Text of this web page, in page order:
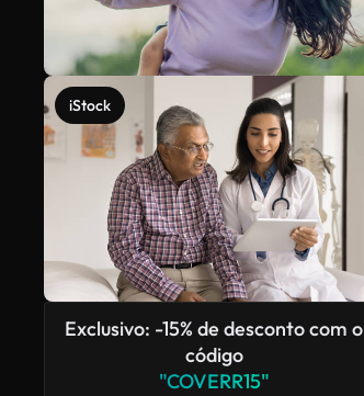
iStock
Exclusivo: -15% de desconto com o
código
"COVERR15"